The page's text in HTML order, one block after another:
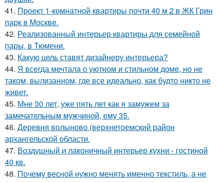
41. Проект 1-комнатной квартиры почти 40 м 2 в ЖК Грин
парк в Москве.
42. Реализованный интерьер квартиры для семейной
пары, в Тюмени.
43. Какую цель ставят дизайнеру интерьера?
44. Я всегда мечтала о уютном и стильном доме, но не
таком, вылизанном, где все идеально, как будто никто не
живет.
45. Мне 30 лет, уже пять лет как я замужем за
замечательным мужчиной, ему 35.
46. Деревня волыново (верхнетоемский район
архангельской области.
47. Воздушный и лаконичный интерьер кухни - гостиной
40 кв.
48. Почему весной нужно менять именно текстиль, а не